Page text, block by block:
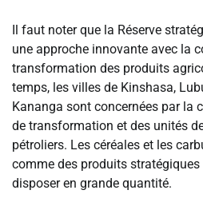
‎Il faut noter que la Réserve
une approche innovante avec la
transformation des produits
temps, les villes de Kinshasa,
Kananga sont concernées par la
de transformation et des unités
pétroliers. Les céréales et les
comme des produits
disposer en grande quantité.